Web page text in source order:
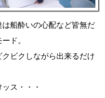
船酔いの心配など皆無だ
ド。
ビクしながら出来るだけ
ス・・・